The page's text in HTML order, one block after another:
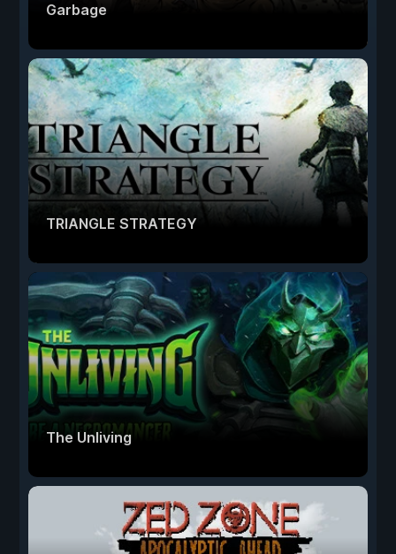
Garbage
TRIANGLE STRATEGY
The Unliving